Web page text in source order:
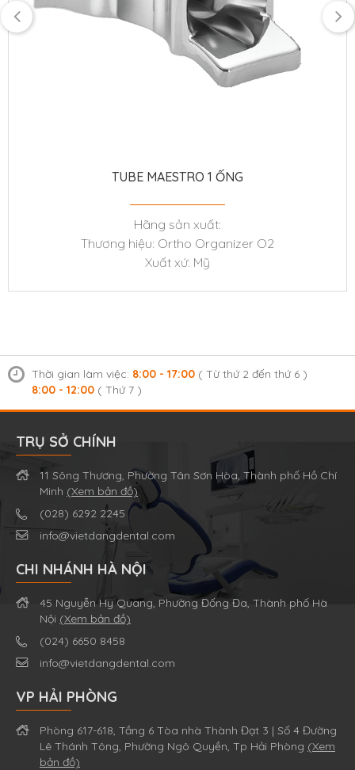
TUBE MAESTRO 1 ỐNG
Hãng sản xuất:
Thương hiệu: Ortho Organizer O2
Xuất xứ: Mỹ
Thời gian làm việc: 8:00 - 17:00 ( Từ thứ 2 đến thứ 6 )
8:00 - 12:00 ( Thứ 7 )
TRỤ SỞ CHÍNH
11 Sông Thương, Phường Tân Sơn Hòa, Thành phố Hồ Chí
Minh (Xem bản đồ)
(028) 6292 2245
info@vietdangdental.com
CHI NHÁNH HÀ NỘI
45 Nguyễn Hy Quang, Phường Đống Đa, Thành phố Hà
Nội (Xem bản đồ)
(024) 6650 8458
info@vietdangdental.com
VP HẢI PHÒNG
Phòng 617-618, Tầng 6 Tòa nhà Thành Đạt 3 | Số 4 Đường
Lê Thánh Tông, Phường Ngô Quyền, Tp Hải Phòng (Xem
bản đồ)